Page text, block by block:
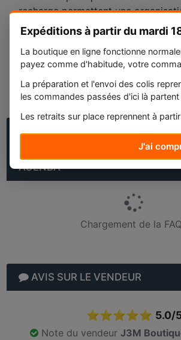
Expéditions à partir du mardi
La boutique en ligne fonctionne
payez comme d'habitude, votre
La préparation et l'envoi des colis
les commandes passées d'ici là
Les retraits sur place reprennent à
J'ai
recharge permettent une
rapide, répondant aux exigences
en quête de simplicité et d'efficacité.
Poids du colis : 0,01 Kg
Etat : Neuf
QUESTIONS FRÉQUENTES
SEMAINIER EXACOMPTA
MM, SEMAINE SUR 1 PAGE,
AGENDA
Chargement de la
AVIS SUR LE VENDEUR
⭐⭐⭐⭐⭐ 5.0/
Note du vendeur J3M